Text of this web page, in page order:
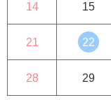
14 15
21 22
28 29